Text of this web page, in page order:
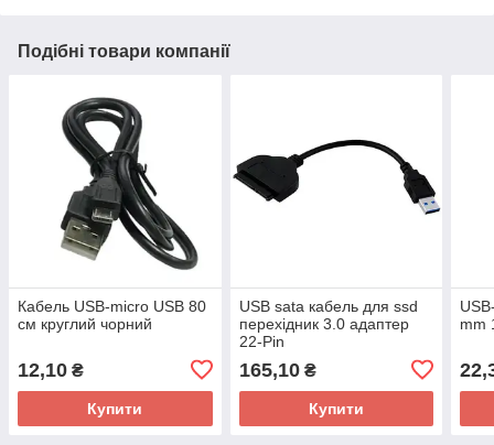
Подібні товари компанії
Кабель USB-micro USB 80
см круглий чорний
12,10 ₴
Купити
USB sata кабель для ssd
перехідник 3.0 адаптер
22-Pin
165,10₴
Купити
mm